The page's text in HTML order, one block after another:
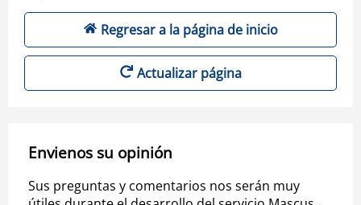
Regresar a la página de inicio
Actualizar página
Envienos su opinión
Sus preguntas y comentarios nos serán muy